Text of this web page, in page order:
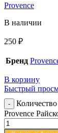
Provence
В наличии
250 ₽
Бренд
В корзину
Быстрый
Provence